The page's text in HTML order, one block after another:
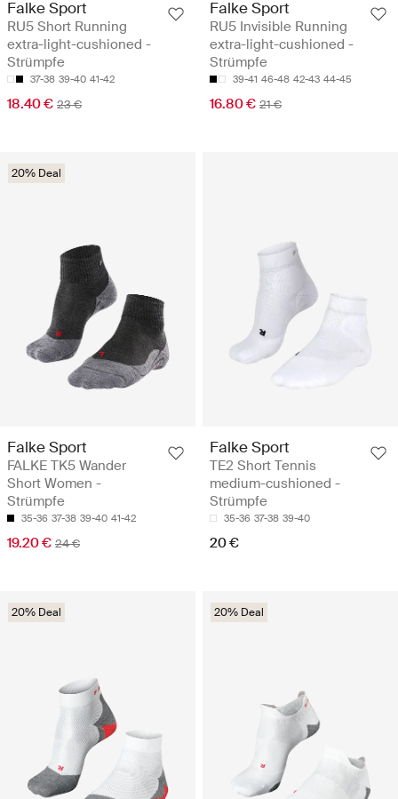
Falke Sport
RU5 Short Running
extra-light-cushioned -
Strümpfe
37-38 39-40 41-42
18.40 € 23 €
Falke Sport
RU5 Invisible Running
extra-light-cushioned -
Strümpfe
39-41 46-48 42-43 44-45
16.80 € 21 €
20% Deal
Falke Sport
FALKE TK5 Wander
Short Women -
Strümpfe
35-36 37-38 39-40 41-42
19.20 € 24 €
Falke Sport
TE2 Short Tennis
medium-cushioned -
Strümpfe
35-36 37-38 39-40
20 €
20% Deal 20% Deal